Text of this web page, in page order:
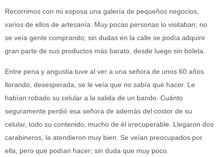
Recorrimos con mi esposa una galería de pequeños negocios,
varios de ellos de artesanía. Muy pocas personas lo visitaban; no
se veía gente comprando; sin dudas en la calle se podía adquirir
gran parte de sus productos más barato, desde luego sin boleta.
Entre pena y angustia tuve al ver a una señora de unos 60 años
llorando, desesperada, se le veía que no sabía qué hacer. Le
habían robado su celular a la salida de un bando. Cuánto
seguramente perdió esa señora de además del costor de su
celular, todo su contenido, mucho de él irrecuperable. Llegaron dos
carabineros, la atendieron muy bien. Se veían preocupados por
ella, pero qué podían hacer; sin duda que muy poco.